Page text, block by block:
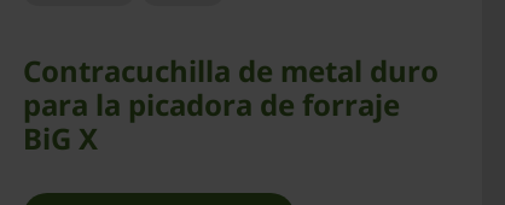
Contracuchilla de metal duro
para la picadora de forraje
BiG X